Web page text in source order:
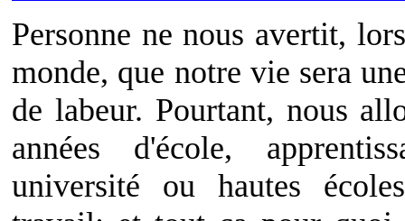
Personne ne nous avertit,
monde, que notre vie sera
de labeur. Pourtant, nous
années d'école,
université ou hautes